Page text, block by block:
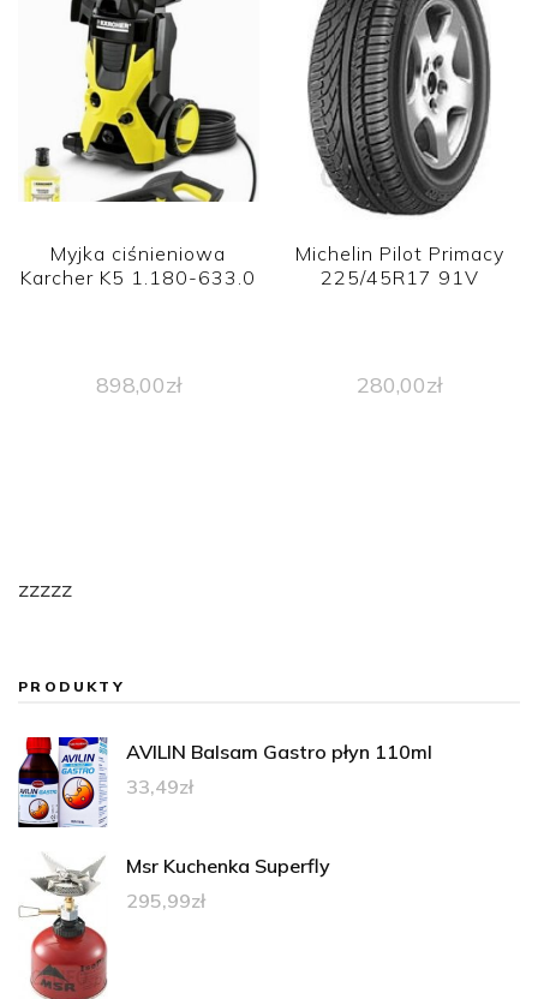
Myjka ciśnieniowa
Karcher K5 1.180-633.0
898,00zł
Michelin Pilot Primacy
225/45R17 91V
280,00zł
zzzzz
PRODUKTY
AVILIN Balsam Gastro płyn 110ml
33,49zł
Msr Kuchenka Superfly
295,99zł